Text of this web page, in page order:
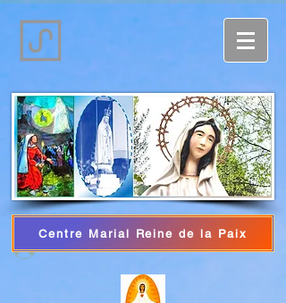
Iniciar sesión
Centre Marial Reine de la Paix